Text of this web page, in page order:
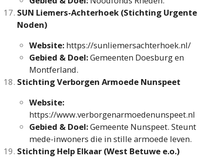
SUN Liemers-Achterhoek (Stichting Urgente
Noden)
Website: https://sunliemersachterhoek.nl/
Gebied & Doel:Gemeenten Doesburg en
Montferland.
Stichting Verborgen Armoede Nunspeet
Website:
https://www.verborgenarmoedenunspeet.nl
Gebied & Doel:Gemeente Nunspeet. Steunt
mede-inwoners die in stille armoede leven.
Stichting Help Elkaar (West Betuwe e.o.)